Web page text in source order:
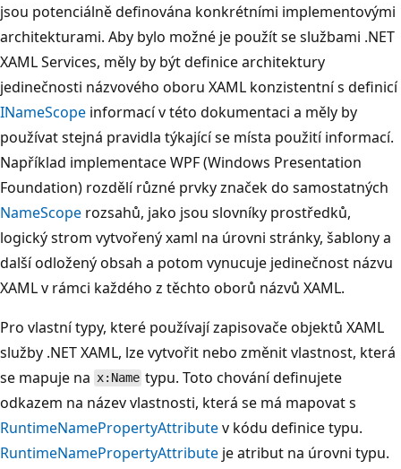
jsou potenciálně definována konkrétními implementovými
architekturami. Aby bylo možné je použít se službami .NET
XAML Services, měly by být definice architektury
jedinečnosti názvového oboru XAML konzistentní s definicí
INameScope informací v této dokumentaci a měly by
používat stejná pravidla týkající se místa použití informací.
Například implementace WPF (Windows Presentation
Foundation) rozdělí různé prvky značek do samostatných
NameScope rozsahů, jako jsou slovníky prostředků,
logický strom vytvořený xaml na úrovni stránky, šablony a
další odložený obsah a potom vynucuje jedinečnost názvu
XAML v rámci každého z těchto oborů názvů XAML.
Pro vlastní typy, které používají zapisovače objektů XAML
služby .NET XAML, lze vytvořit nebo změnit vlastnost, která
se mapuje na x:Name typu. Toto chování definujete
odkazem na název vlastnosti, která se má mapovat s
RuntimeNamePropertyAttributev kódu definice typu.
RuntimeNamePropertyAttribute je atribut na úrovni typu.